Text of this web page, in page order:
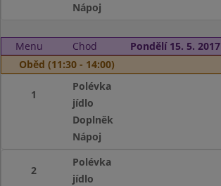
Nápoj
Menu Chod
Pondělí 15. 5. 2017
Oběd (11:30 - 14:00)
1
Polévka
jídlo
Doplněk
Nápoj
2
Polévka
jídlo